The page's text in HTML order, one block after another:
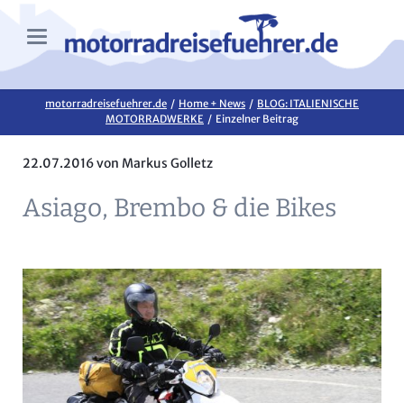
motorradreisefuehrer.de Home + News
BLOG: ITALIENISCHE
MOTORRADWERKE
Einzelner Beitrag
22.07.2016von Markus Golletz
Asiago, Brembo & die Bikes